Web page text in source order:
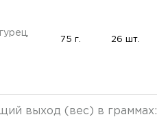
75 г. 26 шт.
выход (вес) в граммах: